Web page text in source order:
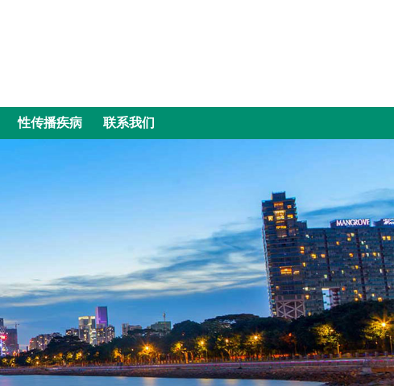
性传播疾病 联系我们